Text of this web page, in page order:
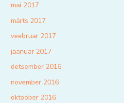
mai 2017
märts 2017
veebruar 2017
jaanuar 2017
detsember 2016
november 2016
oktoober 2016